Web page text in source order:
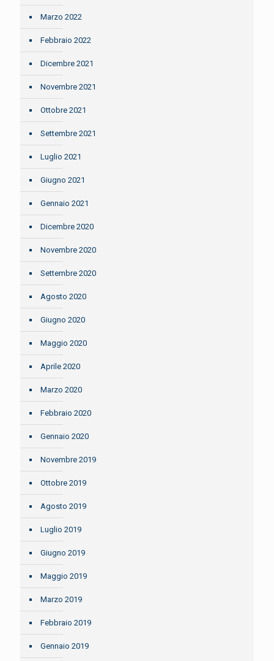
Marzo 2022
Febbraio 2022
Dicembre 2021
Novembre 2021
Ottobre 2021
Settembre 2021
Luglio 2021
Giugno 2021
Gennaio 2021
Dicembre 2020
Novembre 2020
Settembre 2020
Agosto 2020
Giugno 2020
Maggio 2020
Aprile 2020
Marzo 2020
Febbraio 2020
Gennaio 2020
Novembre 2019
Ottobre 2019
Agosto 2019
Luglio 2019
Giugno 2019
Maggio 2019
Marzo 2019
Febbraio 2019
Gennaio 2019